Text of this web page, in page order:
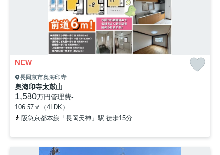
NEW
長岡京市奥海印寺
奥海印寺太鼓山
1,580万円管理費-
106.57㎡（4LDK）
阪急京都本線「長岡天神」駅 徒歩15分